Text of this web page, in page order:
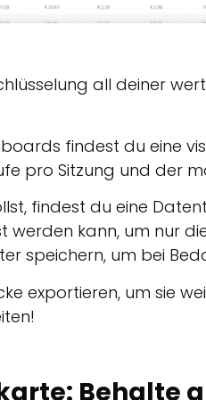
all deiner
findest du eine
pro Sitzung und der
findest du eine
kann, um nur
speichern, um bei
exportieren, um sie
Behalte